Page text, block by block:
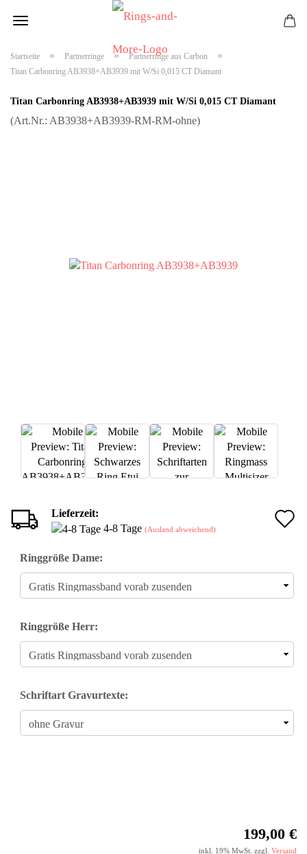
Startseite » Partnerringe » Partnerringe aus Carbon »
Titan Carbonring AB3938+AB3939 mit W/Si 0,015 CT Diamant
Titan Carbonring AB3938+AB3939 mit W/Si 0,015 CT Diamant
(Art.Nr.: AB3938+AB3939-RM-RM-ohne)
Lieferzeit:
4-8 Tage (Ausland abweichend)
Ringgröße Dame:
Ringgröße Herr:
Schriftart Gravurtexte:
199,00 €
inkl. 19% MwSt. zzgl. Versand